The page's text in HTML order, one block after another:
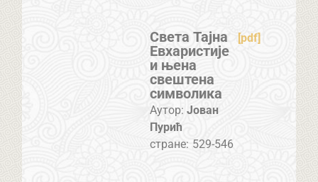
Света Тајна
Евхаристије
и њена
свештена
символика
[pdf]
Аутор: Јован
Пурић
стране: 529-546